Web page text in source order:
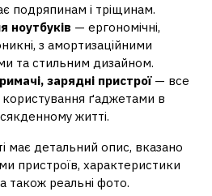
подряпинам і тріщинам.
ноутбуків — ергономічні,
з амортизаційними
та стильним дизайном.
зарядні пристрої— все
користування ґаджетами в
житті.
має детальний опис, вказано
пристроїв, характеристики
а також реальні фото.